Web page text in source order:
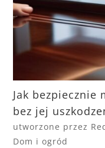
Jak bezpiecznie
bez jej
utworzone przez
Dom i ogród